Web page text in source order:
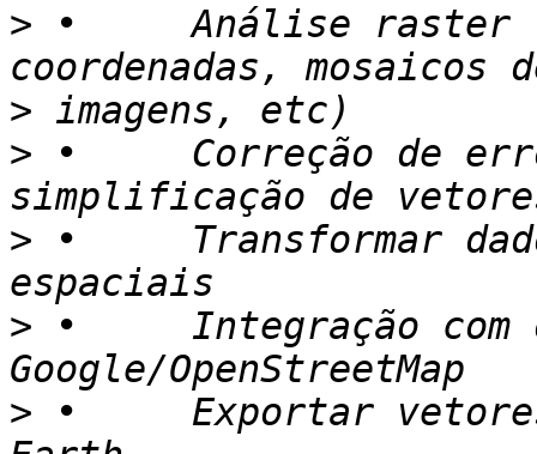
> •	Análise raster (recortes, transformação de
>
> •	Correção de erros topológicos e
> •	Transformar dados tabelares em dados
> •	Integração com os mapas de
> •	Exportar vetores diretamente para Google